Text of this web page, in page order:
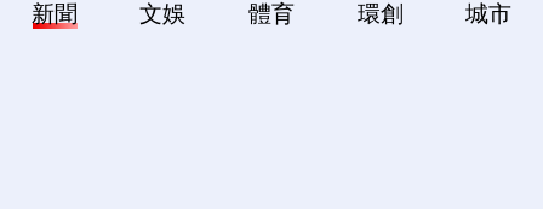
新聞 文娛 體育 環創 城市